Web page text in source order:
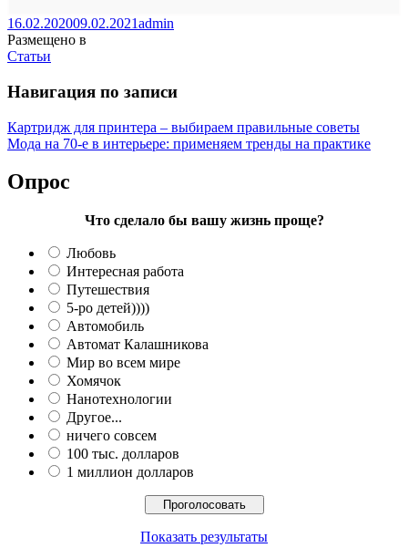
16.02.202009.02.2021admin
Размещено в
Статьи
Навигация по записи
Картридж для принтера – выбираем правильные советы
Мода на 70-е в интерьере: применяем тренды на практике
Опрос
Что сделало бы вашу жизнь проще?
Любовь
Интересная работа
Путешествия
5-ро детей))))
Автомобиль
Автомат Калашникова
Мир во всем мире
Хомячок
Нанотехнологии
Другое...
ничего совсем
100 тыс. долларов
1 миллион долларов
Показать результаты